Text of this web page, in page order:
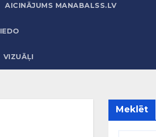
AICINĀJUMS MANABALSS.LV
VIZUĀĻI
Meklēt